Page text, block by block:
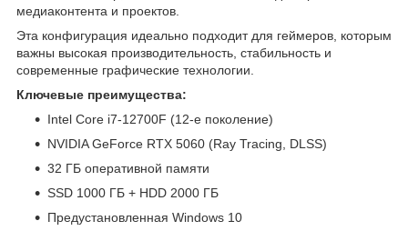
медиаконтента и проектов.
Эта конфигурация идеально подходит для геймеров, которым
важны высокая производительность, стабильность и
современные графические технологии.
Ключевые преимущества:
Intel Core i7-12700F (12-е поколение)
NVIDIA GeForce RTX 5060 (Ray Tracing, DLSS)
32 ГБ оперативной памяти
SSD 1000 ГБ + HDD 2000 ГБ
Предустановленная Windows 10